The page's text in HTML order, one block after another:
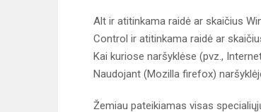
Alt ir atitinkama raidė ar skaičius
Control ir atitinkama raidė ar
Kai kuriose naršyklėse (pvz.,
Naudojant (Mozilla firefox)
Žemiau pateikiamas visas